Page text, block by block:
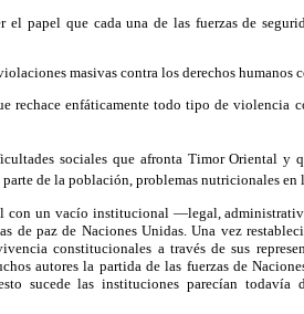
papel que cada una de las fuerzas de
masivas contra los derechos humanos
rechace enfáticamente todo tipo de violencia
sociales que afronta Timor Oriental y
de la población, problemas nutricionales en
con un vacío institucional —legal,
de paz de Naciones Unidas. Una vez
constitucionales a través de sus
autores la partida de las fuerzas de
sucede las instituciones parecían todavía